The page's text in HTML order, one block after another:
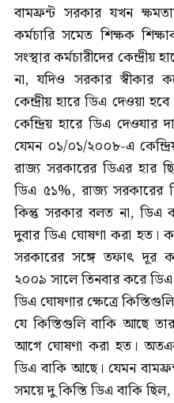
বামফ্রন্ট সরকার যখন
কর্মচারি সমেত শিক্ষক
সংস্থার কর্মচারীদের কেন্দ্রীয়
না, যদিও সরকার স্বীকার
কেন্দ্রীয় হারে ডিএ দেওয়া
কেন্দ্রিয় হারে ডিএ দেওযার
যেমন ০১/০১/২০০৮-এ
রাজ্য সরকারের ডিএর হার
ডিএ ৫১%, রাজ্য
কিন্তু সরকার বলত না, ডিএ
দুবার ডিএ ঘোষণা করা হত।
সরকারের সঙ্গে তফাৎ দূর
২০০৯ সালে তিনবার করে
ডিএ ঘোষণার ক্ষেত্রে
যে কিস্তিগুলি বাকি আছে
আগে ঘোষণা করা হত।
ডিএ বাকি আছে। যেমন
সময়ে দু কিস্তি ডিএ বাকি